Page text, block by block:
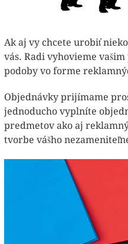
Ak aj vy chcete urobiť
vás. Radi vyhovieme
podoby vo forme
Objednávky prijímame
jednoducho vyplníte
predmetov ako aj
tvorbe vášho